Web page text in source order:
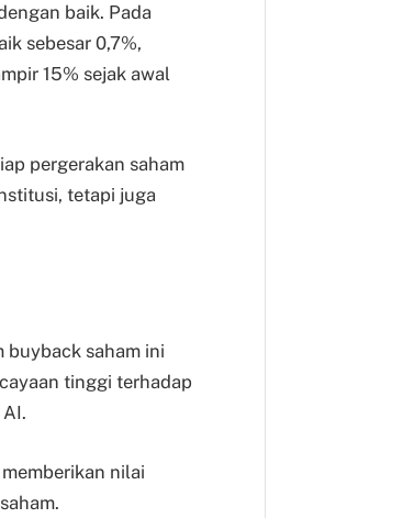
baik. Pada
sebesar 0,7%,
15% sejak awal
pergerakan saham
tetapi juga
buyback saham ini
tinggi terhadap
nilai